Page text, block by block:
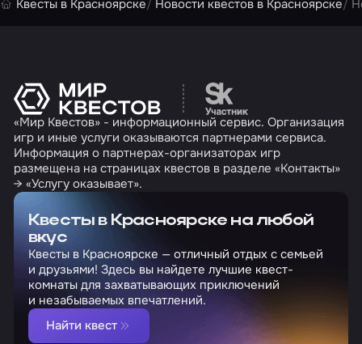
Квесты в Красноярске Новости квестов в Красноярске
Перейти на сайт
«Мир Квестов» - информационный сервис. Организация
игр и иные услуги оказываются партнерами сервиса.
Информация о партнерах-организаторах игр
размещена на страницах квестов в разделе «Контакты»
→ «Услугу оказывает».
Квесты в Красноярске на любой
вкус
Квесты в Красноярске — отличный отдых с семьей
и друзьями! Здесь вы найдете лучшие квест-
комнаты для захватывающих приключений
и незабываемых впечатлений.
Найти квест